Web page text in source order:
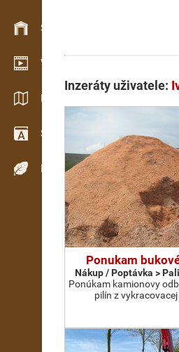
Skladové hospodářství
Video showroom
Katalogy / Brožury
Slovník
Dřeviny
Inzeráty uživatele:
Ponukam
Nákup / Poptávka >
Ponúkam kamionovy
pilín z vykracovacej